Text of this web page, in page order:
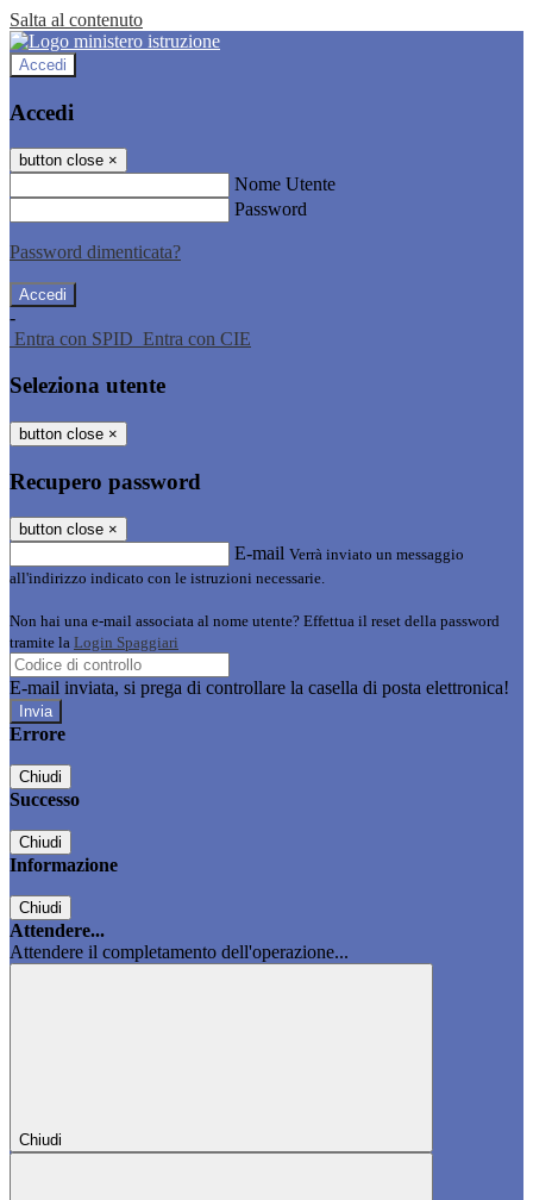
Salta al contenuto
Accedi
Accedi
button close ×
Nome Utente
Password
Password dimenticata?
-
Entra con SPID Entra con CIE
Seleziona utente
button close ×
Recupero password
button close ×
E-mail Verrà inviato un messaggio
all'indirizzo indicato con le istruzioni necessarie.
Non hai una e-mail associata al nome utente? Effettua il reset della password
tramite la Login Spaggiari
E-mail inviata, si prega di controllare la casella di posta elettronica!
Errore
Chiudi
Successo
Chiudi
Informazione
Chiudi
Attendere...
Attendere il completamento dell'operazione...
Chiudi